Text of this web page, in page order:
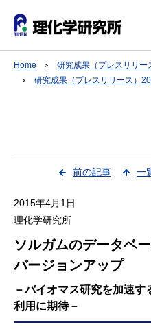
Home
研究成果（プレスリリー
研究成果（プレスリリース）
前の記事 一
2015年4月1日
理化学研究所
ソルガムのデータベ
バージョンアップ
－バイオマス研究を加速
利用に期待－